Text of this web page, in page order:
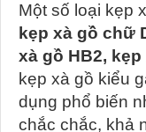
Một số loại kẹp
kẹp xà gồ chữ
xà gồ HB2,
kẹp xà gồ kiểu
dụng phổ biến
chắc chắc, khả